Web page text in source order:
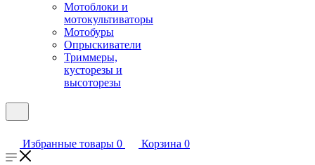
Мотоблоки и
мотокультиваторы
Мотобуры
Опрыскиватели
Триммеры,
кусторезы и
высоторезы
Избранные товары 0 Корзина 0